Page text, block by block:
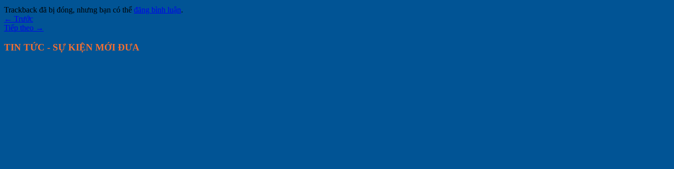
Trackback đã bị đóng, nhưng bạn có thể đăng bình luận.
← Trước
Tiếp theo →
TIN TỨC - SỰ KIỆN MỚI ĐƯA